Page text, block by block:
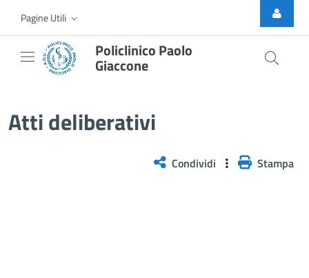
Skip to Main Content
Pagine Utili
Policlinico Paolo
Giaccone
Atti deliberativi
Condividi Stampa